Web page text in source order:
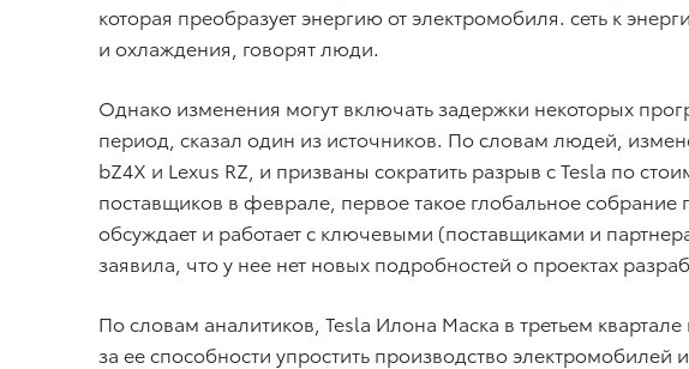
которая преобразует энергию от электромобиля. сеть к
и охлаждения, говорят люди.
Однако изменения могут включать задержки некоторых
период, сказал один из источников. По словам людей,
bZ4X и Lexus RZ, и призваны сократить разрыв с Tesla по
поставщиков в феврале, первое такое глобальное собрание
обсуждает и работает с ключевыми (поставщиками и
заявила, что у нее нет новых подробностей о проектах
По словам аналитиков, Tesla Илона Маска в третьем
за ее способности упростить производство электромобилей